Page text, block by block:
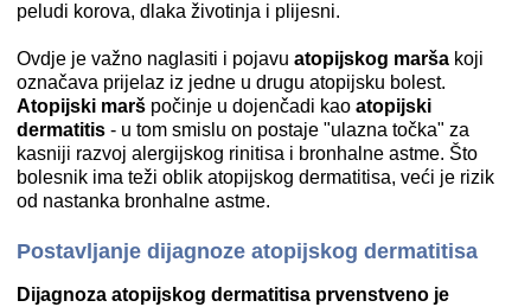
peludi korova, dlaka životinja i plijesni.
Ovdje je važno naglasiti i pojavu atopijskog marša koji
označava prijelaz iz jedne u drugu atopijsku bolest.
Atopijski marš počinje u dojenčadi kao atopijski
dermatitis - u tom smislu on postaje "ulazna točka" za
kasniji razvoj alergijskog rinitisa i bronhalne astme. Što
bolesnik ima teži oblik atopijskog dermatitisa, veći je rizik
od nastanka bronhalne astme.
Postavljanje dijagnoze atopijskog dermatitisa
Dijagnoza atopijskog dermatitisa prvenstveno je